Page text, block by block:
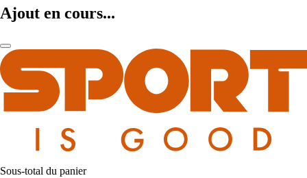
Ajout en cours...
Sous-total du panier